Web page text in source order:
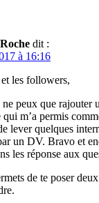
dit :
à 16:16
les followers,
ne peux que rajouter
m’a permis
lever quelques
un DV. Bravo et
les réponse aux
de te poser